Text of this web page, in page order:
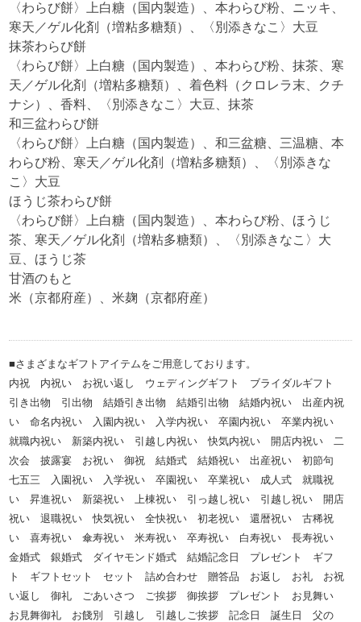
〈わらび餅〉上白糖（国内製造）、本わらび粉、ニッキ、
寒天／ゲル化剤（増粘多糖類）、〈別添きなこ〉大豆
抹茶わらび餅
〈わらび餅〉上白糖（国内製造）、本わらび粉、抹茶、寒
天／ゲル化剤（増粘多糖類）、着色料（クロレラ末、クチ
ナシ）、香料、〈別添きなこ〉大豆、抹茶
和三盆わらび餅
〈わらび餅〉上白糖（国内製造）、和三盆糖、三温糖、本
わらび粉、寒天／ゲル化剤（増粘多糖類）、〈別添きな
こ〉大豆
ほうじ茶わらび餅
〈わらび餅〉上白糖（国内製造）、本わらび粉、ほうじ
茶、寒天／ゲル化剤（増粘多糖類）、〈別添きなこ〉大
豆、ほうじ茶
甘酒のもと
米（京都府産）、米麹（京都府産）
■さまざまなギフトアイテムをご用意しております。
内祝 内祝い お祝い返し ウェディングギフト ブライダルギフト
引き出物 引出物 結婚引き出物 結婚引出物 結婚内祝い 出産内祝
い 命名内祝い 入園内祝い 入学内祝い 卒園内祝い 卒業内祝い
就職内祝い 新築内祝い 引越し内祝い 快気内祝い 開店内祝い 二
次会 披露宴 お祝い 御祝 結婚式 結婚祝い 出産祝い 初節句
七五三 入園祝い 入学祝い 卒園祝い 卒業祝い 成人式 就職祝
い 昇進祝い 新築祝い 上棟祝い 引っ越し祝い 引越し祝い 開店
祝い 退職祝い 快気祝い 全快祝い 初老祝い 還暦祝い 古稀祝
い 喜寿祝い 傘寿祝い 米寿祝い 卒寿祝い 白寿祝い 長寿祝い
金婚式 銀婚式 ダイヤモンド婚式 結婚記念日 プレゼント ギフ
ト ギフトセット セット 詰め合わせ 贈答品 お返し お礼 お祝
い返し 御礼 ごあいさつ ご挨拶 御挨拶 プレゼント お見舞い
お見舞御礼 お餞別 引越し 引越しご挨拶 記念日 誕生日 父の